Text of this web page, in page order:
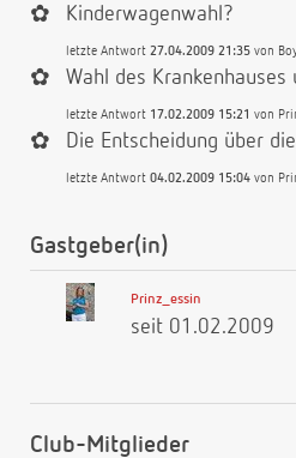
✿ Kinderwagenwahl?
letzte Antwort 27.04.2009 21:35 von
✿ Wahl des Krankenhauses
letzte Antwort 17.02.2009 15:21 von
✿ Die Entscheidung über
letzte Antwort 04.02.2009 15:04 von
Gastgeber(in)
Prinz_essin
seit 01.02.2009
Club-Mitglieder